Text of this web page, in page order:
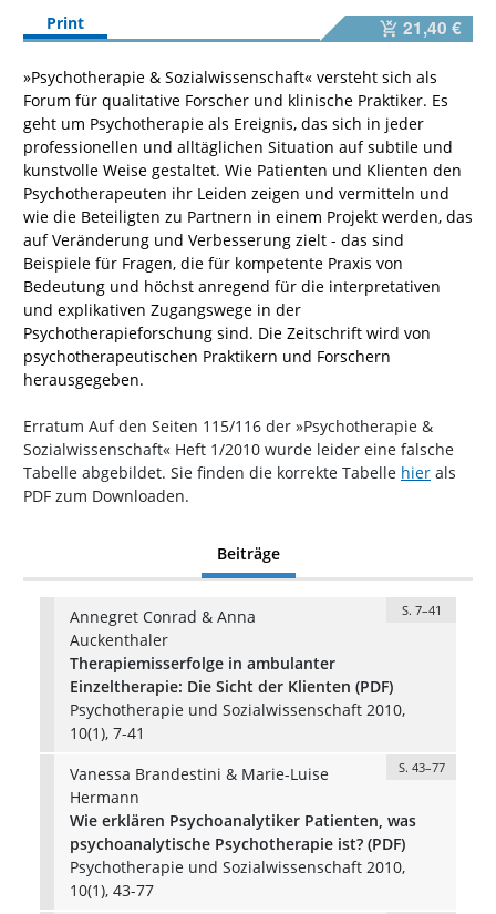
Print
21,40 €
»Psychotherapie & Sozialwissenschaft« versteht sich als
Forum für qualitative Forscher und klinische Praktiker. Es
geht um Psychotherapie als Ereignis, das sich in jeder
professionellen und alltäglichen Situation auf subtile und
kunstvolle Weise gestaltet. Wie Patienten und Klienten den
Psychotherapeuten ihr Leiden zeigen und vermitteln und
wie die Beteiligten zu Partnern in einem Projekt werden, das
auf Veränderung und Verbesserung zielt - das sind
Beispiele für Fragen, die für kompetente Praxis von
Bedeutung und höchst anregend für die interpretativen
und explikativen Zugangswege in der
Psychotherapieforschung sind. Die Zeitschrift wird von
psychotherapeutischen Praktikern und Forschern
herausgegeben.
Erratum Auf den Seiten 115/116 der »Psychotherapie &
Sozialwissenschaft« Heft 1/2010 wurde leider eine falsche
Tabelle abgebildet. Sie finden die korrekte Tabelle hier als
PDF zum Downloaden.
Beiträge
Annegret Conrad & Anna
Auckenthaler
S. 7–41
Therapiemisserfolge in ambulanter
Einzeltherapie: Die Sicht der Klienten (PDF)
Psychotherapie und Sozialwissenschaft 2010,
10(1), 7-41
Vanessa Brandestini & Marie-Luise
Hermann
S. 43–77
Wie erklären Psychoanalytiker Patienten, was
psychoanalytische Psychotherapie ist? (PDF)
Psychotherapie und Sozialwissenschaft 2010,
10(1), 43-77